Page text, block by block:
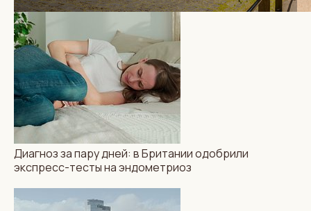
Диагноз за пару дней: в Британии одобрили
экспресс-тесты на эндометриоз